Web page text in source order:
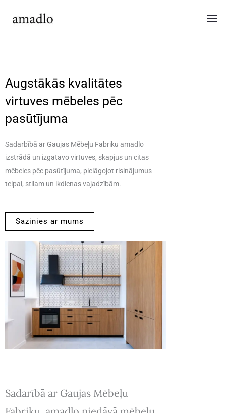
Augstākās kvalitātes
virtuves mēbeles pēc
pasūtījuma
Sadarbībā ar Gaujas Mēbeļu Fabriku amadlo
izstrādā un izgatavo virtuves, skapjus un citas
mēbeles pēc pasūtījuma, pielāgojot risinājumus
telpai, stilam un ikdienas vajadzībām.
Sazinies ar mums
Sadarībā ar Gaujas Mēbeļu